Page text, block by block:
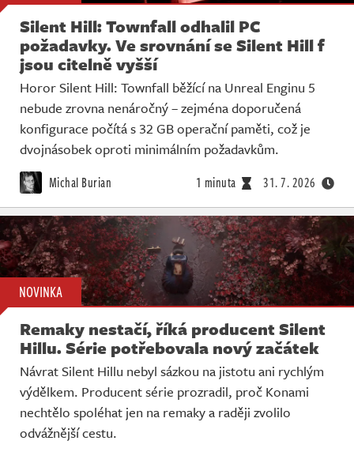
Silent Hill: Townfall odhalil PC
požadavky. Ve srovnání se Silent Hill f
jsou citelně vyšší
Horor Silent Hill: Townfall běžící na Unreal Enginu 5
nebude zrovna nenáročný – zejména doporučená
konfigurace počítá s 32 GB operační paměti, což je
dvojnásobek oproti minimálním požadavkům.
Michal Burian 1 minuta 31. 7. 2026
NOVINKA
Remaky nestačí, říká producent Silent
Hillu. Série potřebovala nový začátek
Návrat Silent Hillu nebyl sázkou na jistotu ani rychlým
výdělkem. Producent série prozradil, proč Konami
nechtělo spoléhat jen na remaky a raději zvolilo
odvážnější cestu.